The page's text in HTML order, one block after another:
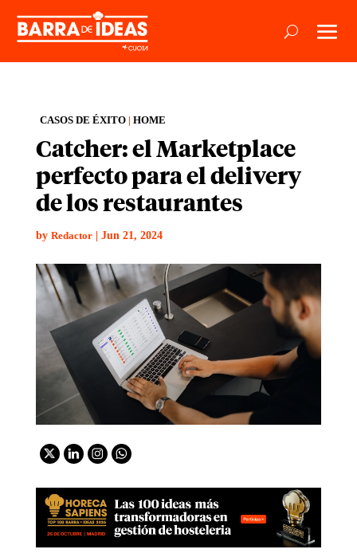
CASOS DE ÉXITO| HOME
Catcher: el Marketplace
perfecto para el delivery
de los restaurantes
by Redactor| Jun 21, 2024